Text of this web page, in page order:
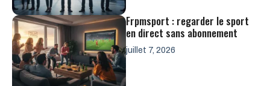
Frpmsport : regarder le sport
en direct sans abonnement
juillet 7, 2026